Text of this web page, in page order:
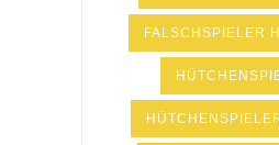
FALSCHSPIELER